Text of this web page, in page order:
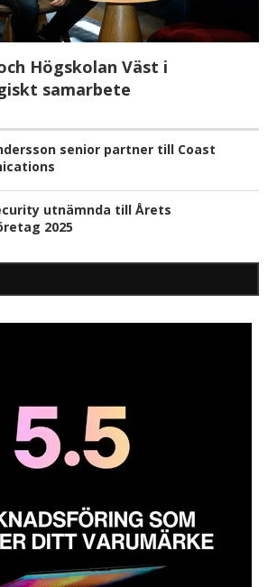
Högskolan Väst i
samarbete
senior partner till Coast
utnämnda till Årets
2025